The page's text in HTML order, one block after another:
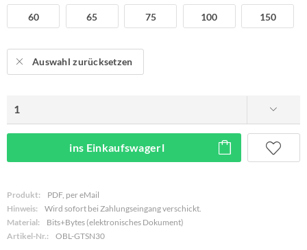
60 65 75 100 150
Auswahl zurücksetzen
ins Einkaufswagerl
Produkt:
PDF, per eMail
Hinweis:
Wird sofort bei Zahlungseingang verschickt.
Material:
Bits+Bytes (elektronisches Dokument)
Artikel-Nr.:
OBL-GTSN30